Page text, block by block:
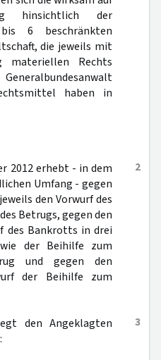
hinsichtlich der
6 beschränkten
die jeweils mit
materiellen Rechts
haben in
2
2012 erhebt - in dem
Umfang - gegen
den Vorwurf des
Betrugs, gegen den
des Bankrotts in drei
der Beihilfe zum
und gegen den
der Beihilfe zum
3
den Angeklagten